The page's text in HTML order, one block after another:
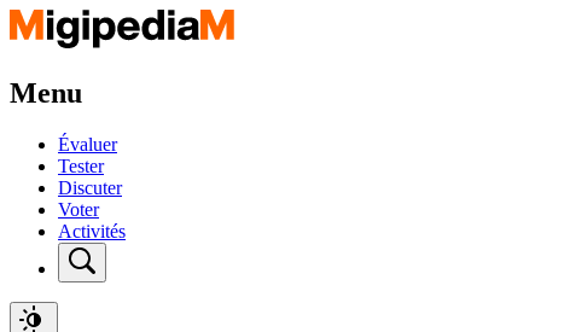
Menu
Évaluer
Tester
Discuter
Voter
Activités